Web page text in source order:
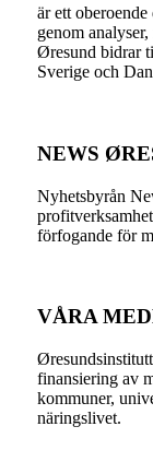
är ett
genom
Øresund bidrar
Sverige och
NEWS
Nyhetsbyrån
förfogande för
VÅRA
finansiering av
kommuner,
näringslivet.